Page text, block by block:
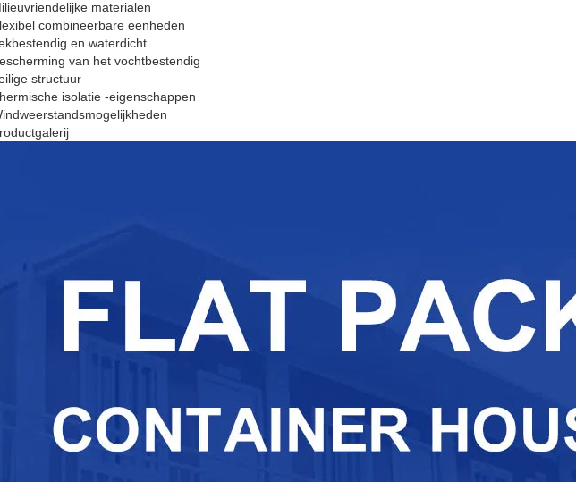
materialen
combineerbare eenheden
en waterdicht
van het vochtbestendig
structuur
isolatie -eigenschappen